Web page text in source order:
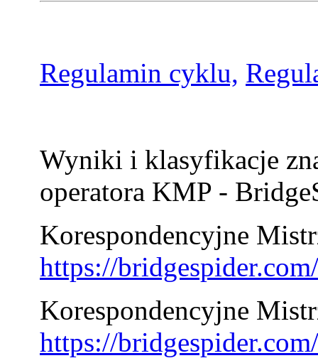
Regulamin cyklu,
Wyniki i klasyfikacje
operatora KMP -
Korespondencyjne
https://
Korespondencyjne
https://